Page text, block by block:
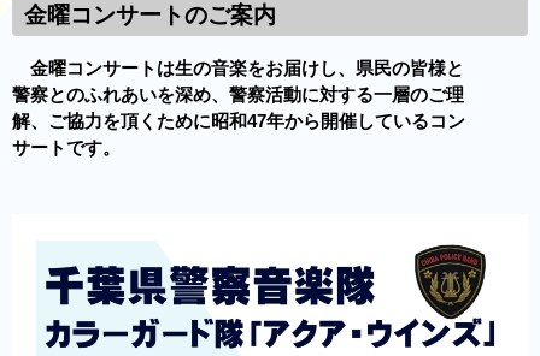
金曜コンサートのご案内
金曜コンサートは生の音楽をお届けし、県民の皆様と
警察とのふれあいを深め、警察活動に対する一層のご理
解、ご協力を頂くために昭和47年から開催しているコン
サートです。